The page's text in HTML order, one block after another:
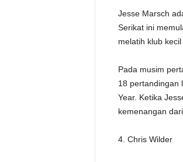
Jesse Marsch
Serikat ini
melatih klub
Pada musim
18 pertandingan
Year. Ketika
kemenangan
4. Chris Wilder